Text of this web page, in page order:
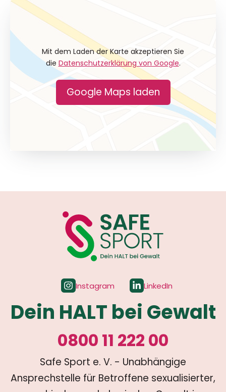
Mit dem Laden der Karte akzeptieren Sie
die Datenschutzerklärung von Google.
Google Maps laden
Instagram LinkedIn
Dein HALT bei Gewalt
0800 11 222 00
Safe Sport e. V. - Unabhängige
Ansprechstelle für Betroffene sexualisierter,